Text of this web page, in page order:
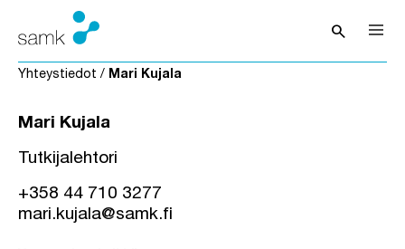
Siirry sisältöön
searchAvaa haku
Yhteystiedot / Mari Kujala
Mari Kujala
Tutkijalehtori
+358 44 710 3277
mari.kujala@samk.fi